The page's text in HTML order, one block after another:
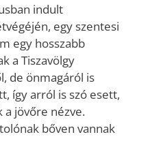
indult
egy szentesi
egy hosszabb
a Tiszavölgy
de önmagáról is
így arról is szó esett,
a jövőre nézve.
bőven vannak